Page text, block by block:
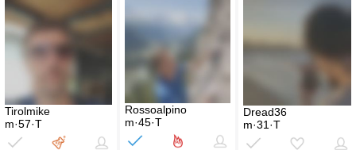
Tirolmike
m·57·T
Rossoalpino
m·45·T
Dread36
m·31·T